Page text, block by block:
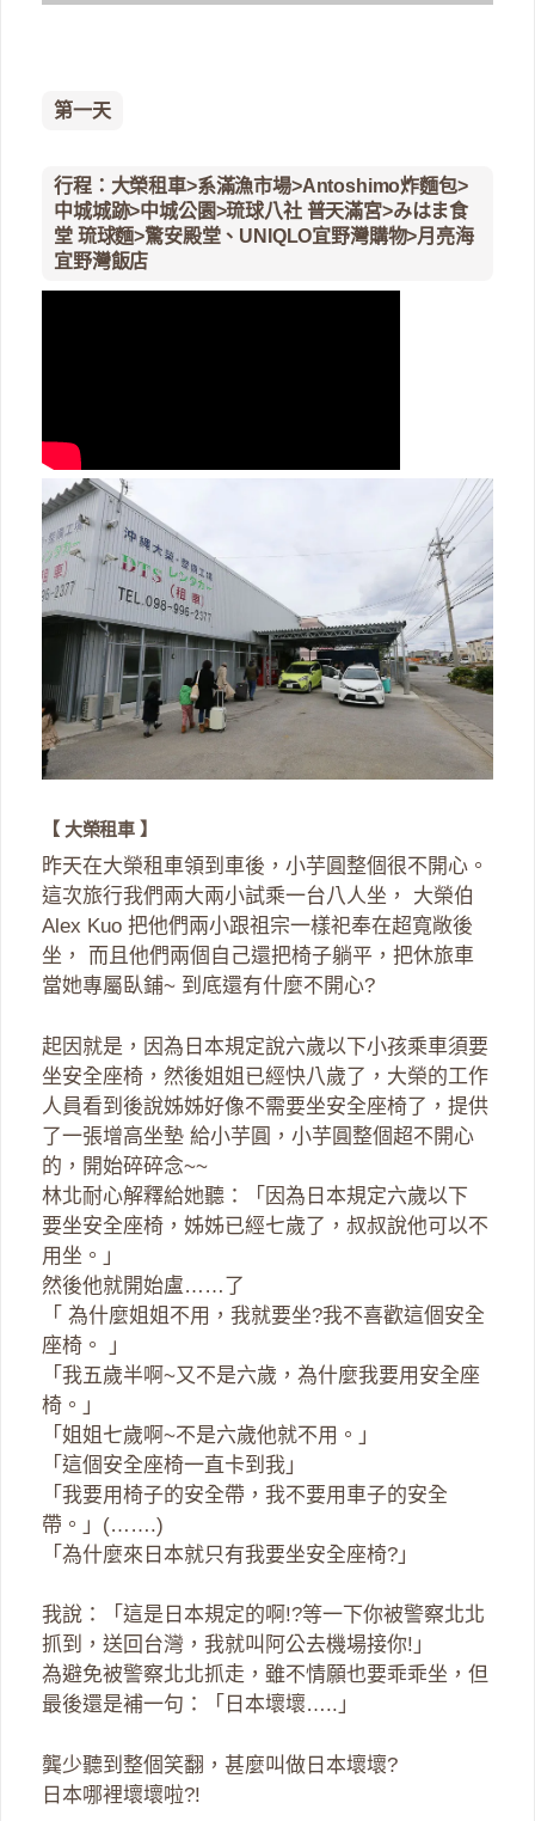
第一天
行程：大榮租車>系滿漁市場>Antoshimo炸麵包>
中城城跡>中城公園>琉球八社 普天滿宮>みはま食
堂 琉球麵>驚安殿堂、UNIQLO宜野灣購物>月亮海
宜野灣飯店
【 大榮租車 】
昨天在大榮租車領到車後，小芋圓整個很不開心。
這次旅行我們兩大兩小試乘一台八人坐， 大榮伯
Alex Kuo 把他們兩小跟祖宗一樣祀奉在超寬敞後
坐， 而且他們兩個自己還把椅子躺平，把休旅車
當她專屬臥鋪~ 到底還有什麼不開心?
起因就是，因為日本規定說六歲以下小孩乘車須要
坐安全座椅，然後姐姐已經快八歲了，大榮的工作
人員看到後說姊姊好像不需要坐安全座椅了，提供
了一張增高坐墊 給小芋圓，小芋圓整個超不開心
的，開始碎碎念~~
林北耐心解釋給她聽：「因為日本規定六歲以下
要坐安全座椅，姊姊已經七歲了，叔叔說他可以不
用坐。」
然後他就開始盧……了
「 為什麼姐姐不用，我就要坐?我不喜歡這個安全
座椅。 」
「我五歲半啊~又不是六歲，為什麼我要用安全座
椅。」
「姐姐七歲啊~不是六歲他就不用。」
「這個安全座椅一直卡到我」
「我要用椅子的安全帶，我不要用車子的安全
帶。」(…….)
「為什麼來日本就只有我要坐安全座椅?」
我說：「這是日本規定的啊!?等一下你被警察北北
抓到，送回台灣，我就叫阿公去機場接你!」
為避免被警察北北抓走，雖不情願也要乖乖坐，但
最後還是補一句：「日本壞壞…..」
龔少聽到整個笑翻，甚麼叫做日本壞壞?
日本哪裡壞壞啦?!